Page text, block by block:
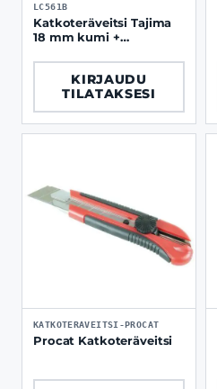
LC561B
Katkoteräveitsi Tajima
18 mm kumi +
KIRJAUDU
TILATAKSESI
KATKOTERAVEITSI-PROCAT
Procat Katkoteräveitsi